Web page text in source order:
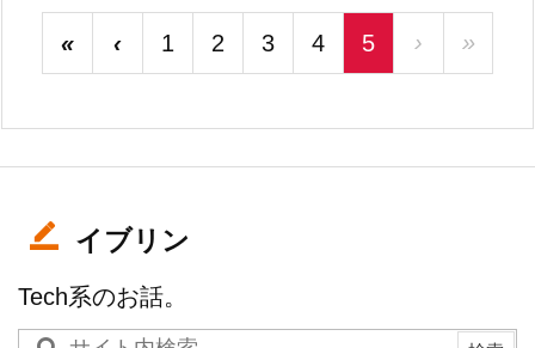
« ‹ 1 2 3 4 5 › »
イブリン
Tech系のお話。